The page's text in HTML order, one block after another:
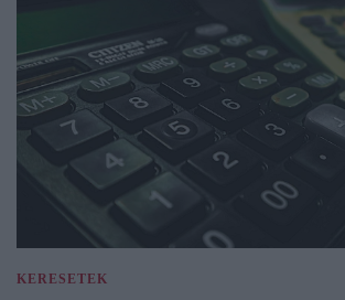
KERESETEK